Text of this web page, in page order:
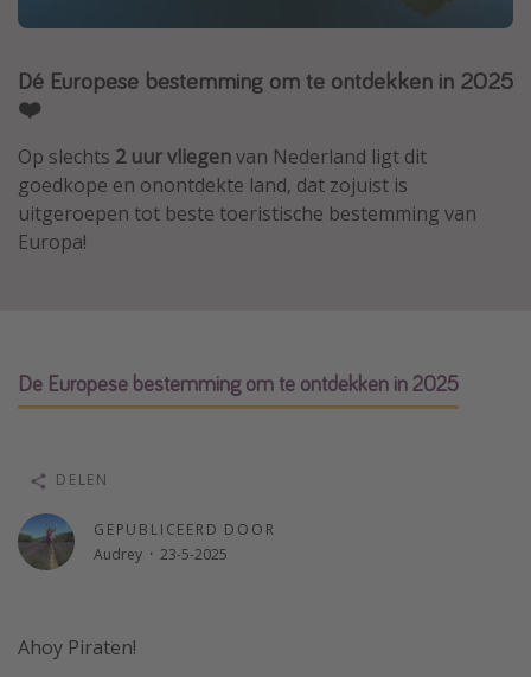
Thailand
Sardinie
Malta
Madeira
Egypte
Bali
Weekendje weg
Autoverhuur
Groepsreizen
Vakantieparken
Single reizen
Rondreizen
Dé Europese bestemming om te ontdekken in 2025
❤️
Op slechts 2 uur vliegenvan Nederland ligt dit
goedkope en onontdekte land, dat zojuist is
uitgeroepen tot beste toeristische bestemming van
Europa!
De Europese bestemming om te ontdekken in 2025
GEPUBLICEERD DOOR
Audrey · 23-5-2025
DELEN
Ahoy Piraten!